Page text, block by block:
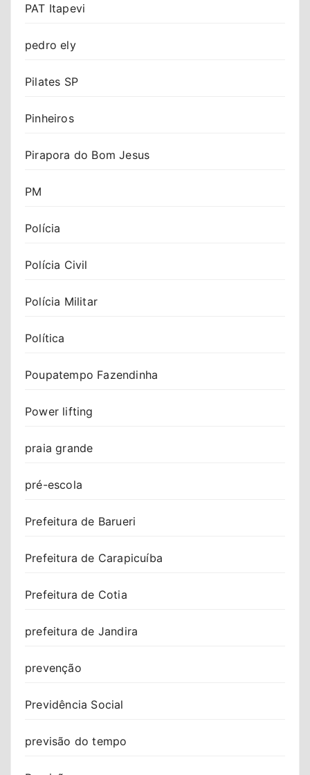
PAT Itapevi
pedro ely
Pilates SP
Pinheiros
Pirapora do Bom Jesus
PM
Polícia
Polícia Civil
Polícia Militar
Política
Poupatempo Fazendinha
Power lifting
praia grande
pré-escola
Prefeitura de Barueri
Prefeitura de Carapicuíba
Prefeitura de Cotia
prefeitura de Jandira
prevenção
Previdência Social
previsão do tempo